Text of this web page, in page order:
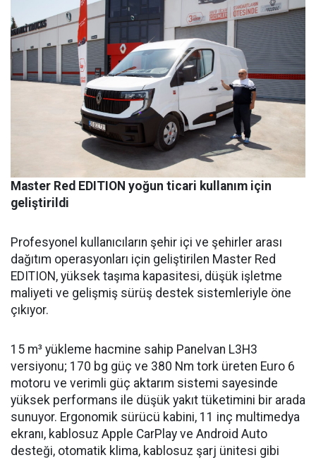
Master Red EDITION yoğun ticari kullanım için
geliştirildi
Profesyonel kullanıcıların şehir içi ve şehirler arası
dağıtım operasyonları için geliştirilen Master Red
EDITION, yüksek taşıma kapasitesi, düşük işletme
maliyeti ve gelişmiş sürüş destek sistemleriyle öne
çıkıyor.
15 m³ yükleme hacmine sahip Panelvan L3H3
versiyonu; 170 bg güç ve 380 Nm tork üreten Euro 6
motoru ve verimli güç aktarım sistemi sayesinde
yüksek performans ile düşük yakıt tüketimini bir arada
sunuyor. Ergonomik sürücü kabini, 11 inç multimedya
ekranı, kablosuz Apple CarPlay ve Android Auto
desteği, otomatik klima, kablosuz şarj ünitesi gibi